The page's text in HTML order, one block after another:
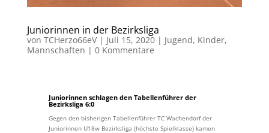
Juniorinnen in der Bezirksliga
von TCHerzo66eV| Juli 15, 2020| Jugend, Kinder,
Mannschaften | 0 Kommentare
Juniorinnen schlagen den Tabellenführer der
Bezirksliga 6:0
Gegen den bisherigen Tabellenführer TC Wachendorf der
Juniorinnen U18w Bezirksliga (höchste Spielklasse) kamen